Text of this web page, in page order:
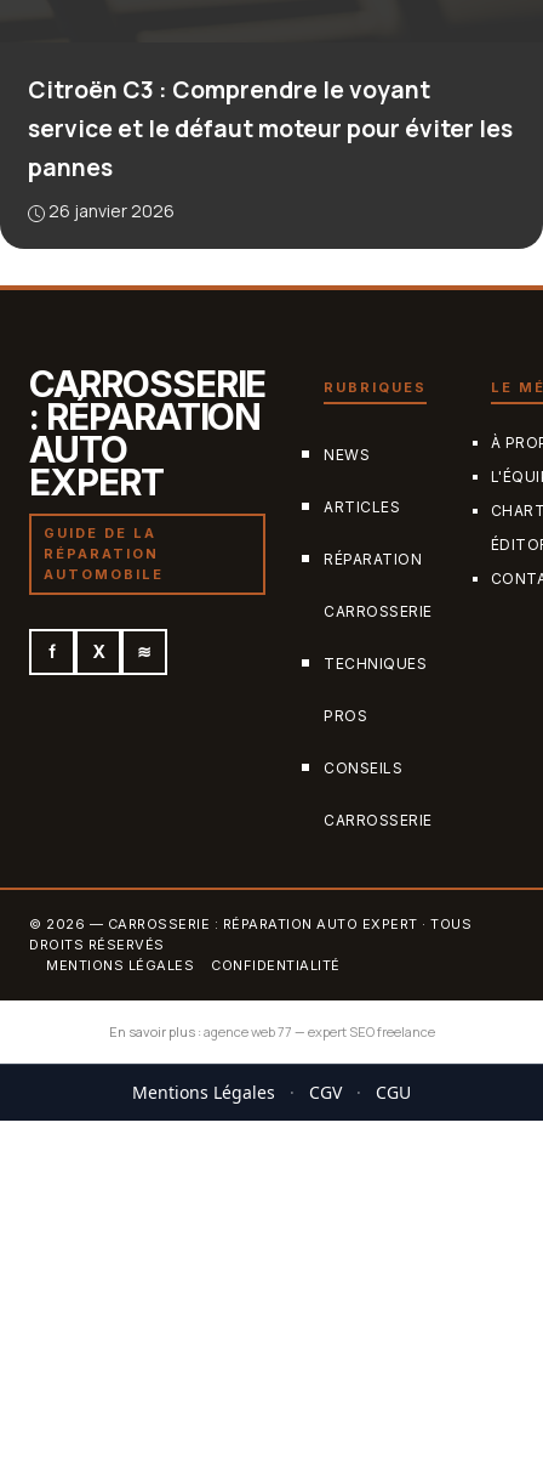
Citroën C3 : Comprendre le voyant
service et le défaut moteur pour éviter les
pannes
26 janvier 2026
CARROSSERIE
: RÉPARATION
AUTO
EXPERT
GUIDE DE LA
RÉPARATION
AUTOMOBILE
f X ≋
RUBRIQUES
NEWS
ARTICLES
RÉPARATION
CARROSSERIE
TECHNIQUES
PROS
CONSEILS
CARROSSERIE
LE
À
© 2026 — CARROSSERIE : RÉPARATION AUTO EXPERT · TOUS
DROITS RÉSERVÉS
MENTIONS LÉGALES
CONFIDENTIALITÉ
En savoir plus : agence web 77 — expert SEO freelance
Mentions Légales · CGV · CGU